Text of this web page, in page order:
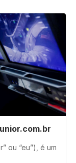
ou “eu”), é um